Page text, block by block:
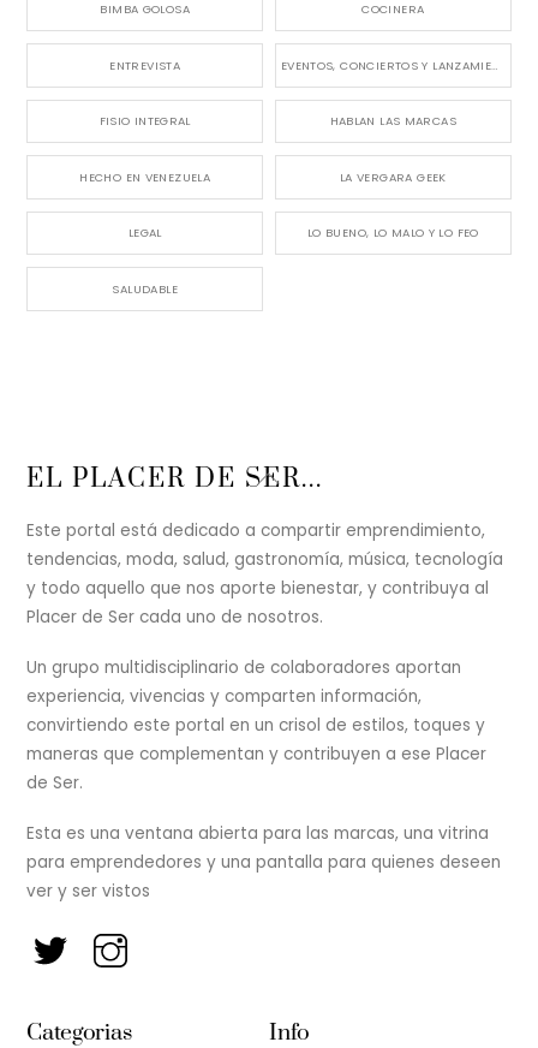
BIMBA GOLOSA COCINERA
ENTREVISTA EVENTOS, CONCIERTOS Y LANZAMIENTOS
FISIO INTEGRAL HABLAN LAS MARCAS
HECHO EN VENEZUELA LA VERGARA GEEK
LEGAL LO BUENO, LO MALO Y LO FEO
SALUDABLE
Back
Top
EL PLACER DE SER...
Este portal está dedicado a compartir emprendimiento,
tendencias, moda, salud, gastronomía, música, tecnología
y todo aquello que nos aporte bienestar, y contribuya al
Placer de Ser cada uno de nosotros.
Un grupo multidisciplinario de colaboradores aportan
experiencia, vivencias y comparten información,
convirtiendo este portal en un crisol de estilos, toques y
maneras que complementan y contribuyen a ese Placer
de Ser.
Esta es una ventana abierta para las marcas, una vitrina
para emprendedores y una pantalla para quienes deseen
ver y ser vistos
Categorias Info